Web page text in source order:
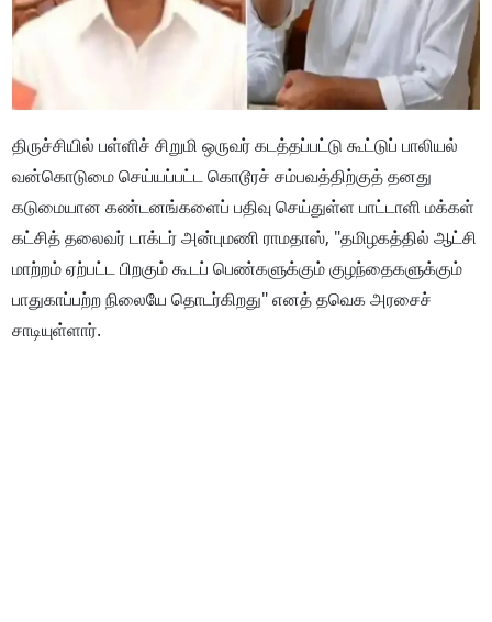
திருச்சியில் பள்ளிச் சிறுமி ஒருவர் கடத்தப்பட்டு கூட்டுப் பாலியல்
வன்கொடுமை செய்யப்பட்ட கொடூரச் சம்பவத்திற்குத் தனது
கடுமையான கண்டனங்களைப் பதிவு செய்துள்ள பாட்டாளி மக்கள்
கட்சித் தலைவர் டாக்டர் அன்புமணி ராமதாஸ், "தமிழகத்தில் ஆட்சி
மாற்றம் ஏற்பட்ட பிறகும் கூடப் பெண்களுக்கும் குழந்தைகளுக்கும்
பாதுகாப்பற்ற நிலையே தொடர்கிறது" எனத் தவெக அரசைச்
சாடியுள்ளார்.